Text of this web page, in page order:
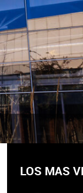
LOS MAS